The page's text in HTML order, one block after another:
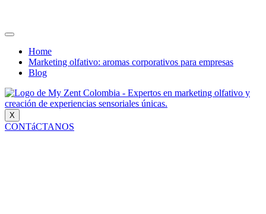
Home
Marketing olfativo: aromas corporativos para empresas
Blog
X
CONTáCTANOS